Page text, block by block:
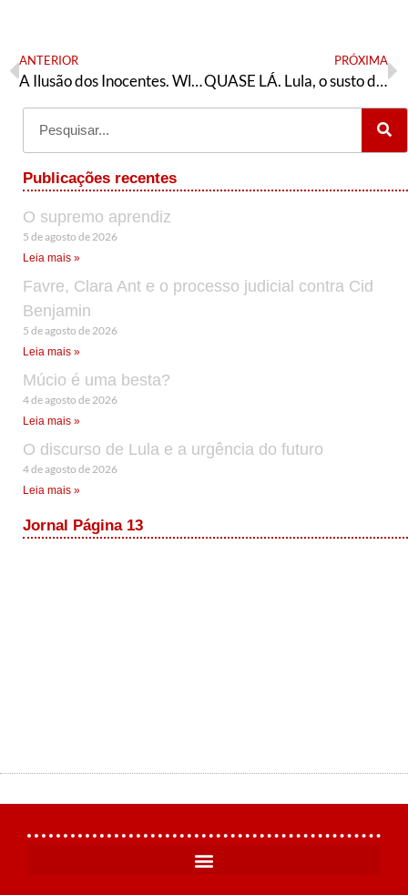
ANTERIOR
A Ilusão dos Inocentes. Wladimir Pomar
PRÓXIMA
QUASE LÁ. Lula, o susto das elites. Wladimir Pomar
Publicações recentes
O supremo aprendiz
5 de agosto de 2026
Leia mais »
Favre, Clara Ant e o processo judicial contra Cid
Benjamin
5 de agosto de 2026
Leia mais »
Múcio é uma besta?
4 de agosto de 2026
Leia mais »
O discurso de Lula e a urgência do futuro
4 de agosto de 2026
Leia mais »
Jornal Página 13